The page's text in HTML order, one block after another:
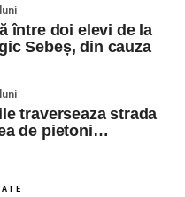
între doi elevi de la
Sebeș, din cauza
traverseaza strada
de pietoni…